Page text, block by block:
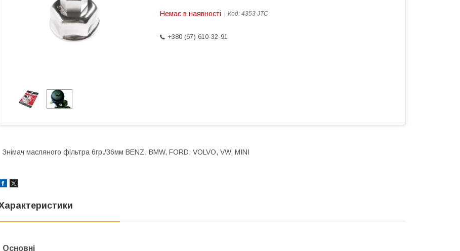
Немає в наявності Код: 4353 JTC
+380 (67) 610-32-91
Знімач масляного фільтра 6гр./36мм BENZ, BMW, FORD, VOLVO, VW, MINI
Основні